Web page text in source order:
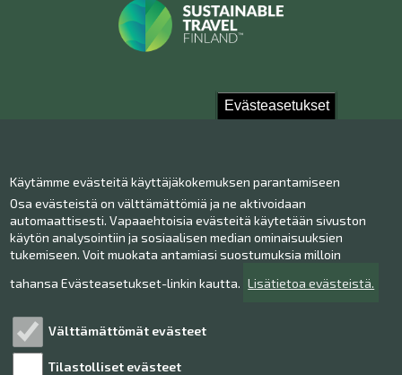
Evästeasetukset
Käytämme evästeitä käyttäjäkokemuksen parantamiseen
Osa evästeistä on välttämättömiä ja ne aktivoidaan
automaattisesti. Vapaaehtoisia evästeitä käytetään sivuston
käytön analysointiin ja sosiaalisen median ominaisuuksien
tukemiseen. Voit muokata antamiasi suostumuksia milloin
tahansa Evästeasetukset-linkin kautta. Lisätietoa evästeistä.
Välttämättömät evästeet
Tilastolliset evästeet
Yhteystiedot
Henkilökunta
Anna palautetta
Museo Facebookissa
Museo Instagramissa